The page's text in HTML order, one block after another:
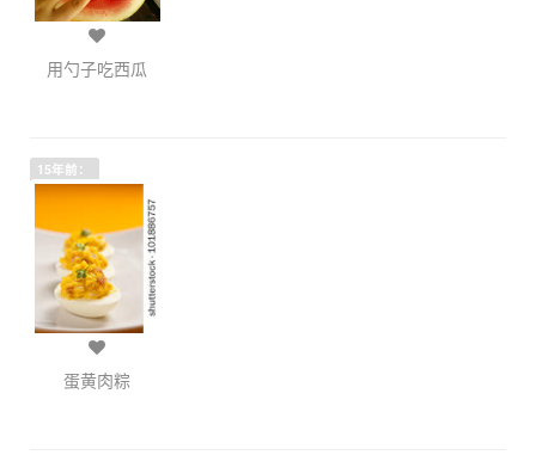
用勺子吃西瓜
15年前：
蛋黄肉粽